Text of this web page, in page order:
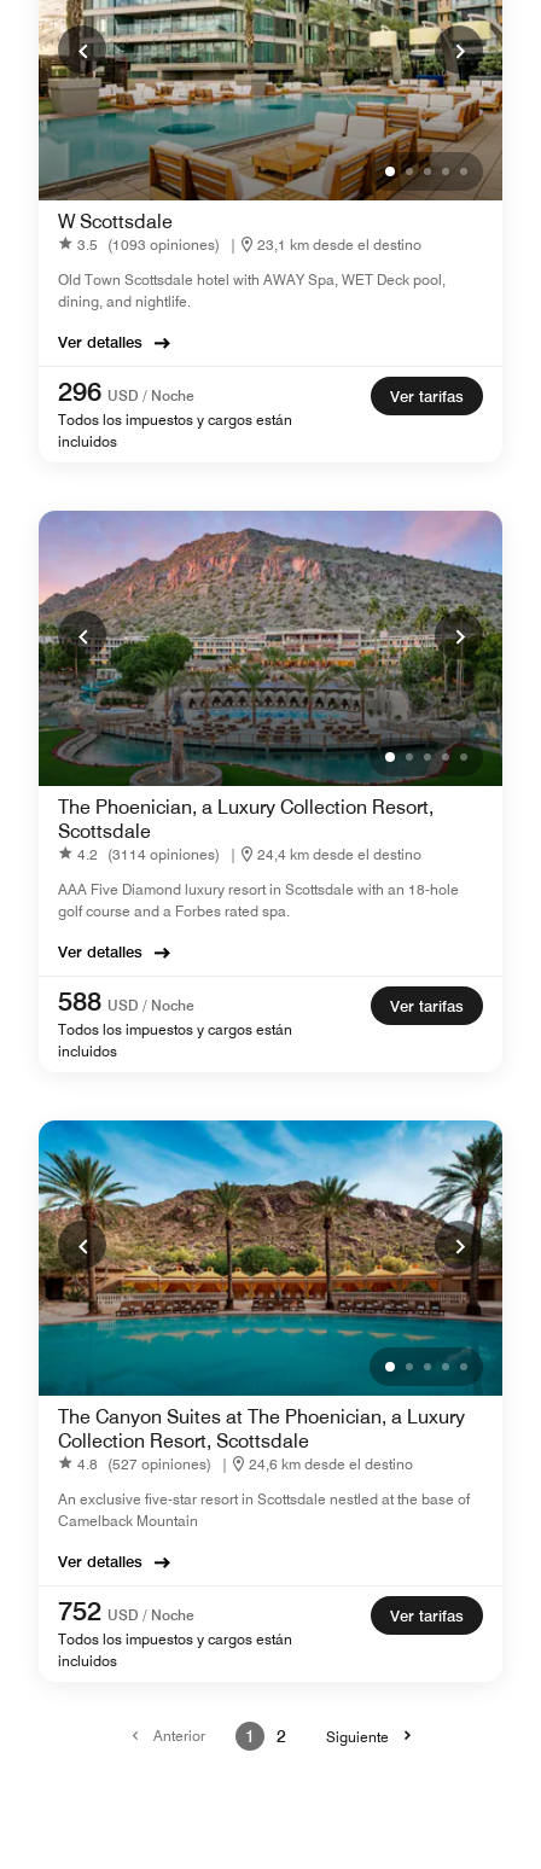
W Scottsdale
3.5 (1093 opiniones) |
23,1 km desde el destino
Old Town Scottsdale hotel with AWAY Spa, WET Deck pool,
dining, and nightlife.
Ver detalles
296 USD / Noche
Todos los impuestos y cargos están
incluidos
Ver tarifas
The Phoenician, a Luxury Collection Resort,
Scottsdale
4.2 (3114 opiniones) |
24,4 km desde el destino
AAA Five Diamond luxury resort in Scottsdale with an 18-hole
golf course and a Forbes rated spa.
Ver detalles
588 USD / Noche
Todos los impuestos y cargos están
incluidos
Ver tarifas
The Canyon Suites at The Phoenician, a Luxury
Collection Resort, Scottsdale
4.8 (527 opiniones) |
24,6 km desde el destino
An exclusive five-star resort in Scottsdale nestled at the base of
Camelback Mountain
Ver detalles
752 USD / Noche
Todos los impuestos y cargos están
incluidos
Ver tarifas
Anterior 1 2 Siguiente